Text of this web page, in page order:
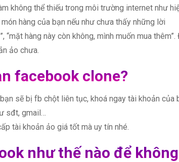
không thể thiếu trong môi trường internet như
hàng của bạn nếu như chưa thấy những lời
hàng này còn không, mình muốn mua thêm”.
ảo chưa.
facebook clone?
sẽ bị fb chột liên tục, khoá ngay tài khoản của
sđt, gmail…
tài khoản ảo giá tốt mà uy tín nhé.
như thế nào để không